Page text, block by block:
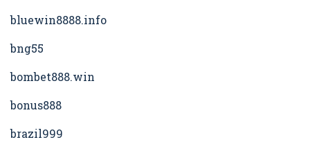
bluewin8888.info
bng55
bombet888.win
bonus888
brazil999